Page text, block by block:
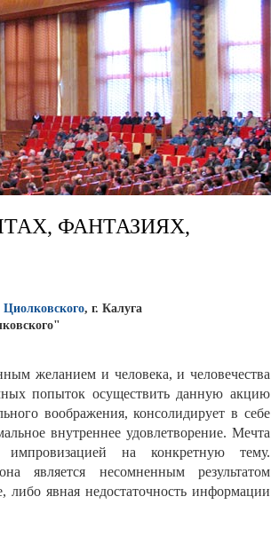
ФАНТАЗИЯХ,
, г. Калуга
желанием и человека, и человечества
попыток осуществить данную акцию
воображения, консолидирует в себе
внутреннее удовлетворение. Мечта
на конкретную тему.
является несомненным результатом
либо явная недостаточность информации